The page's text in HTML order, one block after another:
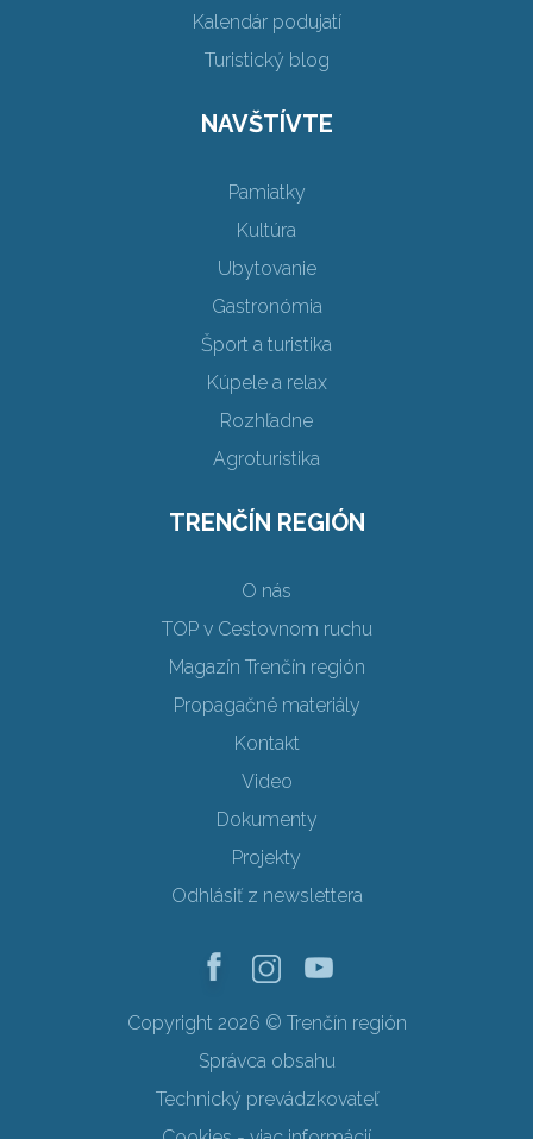
Kalendár podujatí
Turistický blog
NAVŠTÍVTE
Pamiatky
Kultúra
Ubytovanie
Gastronómia
Šport a turistika
Kúpele a relax
Rozhľadne
Agroturistika
TRENČÍN REGIÓN
O nás
TOP v Cestovnom ruchu
Magazín Trenčín región
Propagačné materiály
Kontakt
Video
Dokumenty
Projekty
Odhlásiť z newslettera
Copyright 2026 © Trenčín región
Správca obsahu
Technický prevádzkovateľ